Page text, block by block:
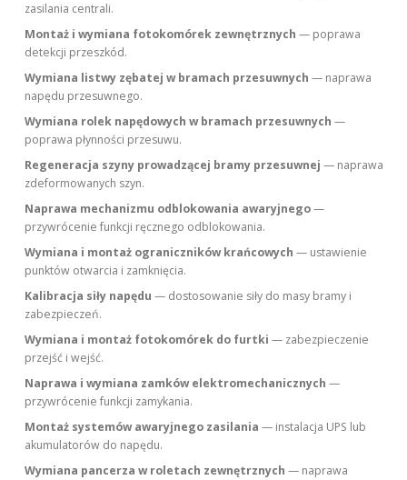
zasilania centrali.
Montaż i wymiana fotokomórek zewnętrznych — poprawa
detekcji przeszkód.
Wymiana listwy zębatej w bramach przesuwnych — naprawa
napędu przesuwnego.
Wymiana rolek napędowych w bramach przesuwnych —
poprawa płynności przesuwu.
Regeneracja szyny prowadzącej bramy przesuwnej — naprawa
zdeformowanych szyn.
Naprawa mechanizmu odblokowania awaryjnego—
przywrócenie funkcji ręcznego odblokowania.
Wymiana i montaż ograniczników krańcowych — ustawienie
punktów otwarcia i zamknięcia.
Kalibracja siły napędu — dostosowanie siły do masy bramy i
zabezpieczeń.
Wymiana i montaż fotokomórek do furtki — zabezpieczenie
przejść i wejść.
Naprawa i wymiana zamków elektromechanicznych —
przywrócenie funkcji zamykania.
Montaż systemów awaryjnego zasilania — instalacja UPS lub
akumulatorów do napędu.
Wymiana pancerza w roletach zewnętrznych — naprawa